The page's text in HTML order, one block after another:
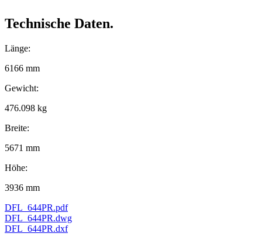
Technische Daten.
Länge:
6166 mm
Gewicht:
476.098 kg
Breite:
5671 mm
Höhe:
3936 mm
DFL_644PR.pdf
DFL_644PR.dwg
DFL_644PR.dxf